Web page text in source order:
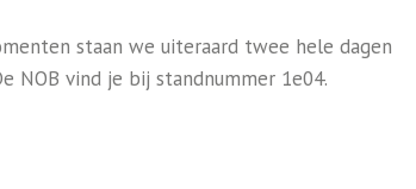
staan we uiteraard twee hele dagen
NOB vind je bij standnummer 1e04.